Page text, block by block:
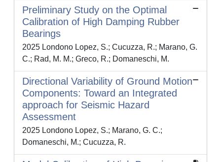
Preliminary Study on the Optimal
Calibration of High Damping Rubber
Bearings
2025 Londono Lopez, S.; Cucuzza, R.; Marano, G.
C.; Rad, M. M.; Greco, R.; Domaneschi, M.
Directional Variability of Ground Motion
Components: Toward an Integrated
approach for Seismic Hazard
Assessment
2025 Londono Lopez, S.; Marano, G. C.;
Domaneschi, M.; Cucuzza, R.